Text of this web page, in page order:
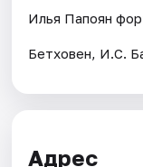
Илья Папоян
Бетховен, И.С.
Адрес